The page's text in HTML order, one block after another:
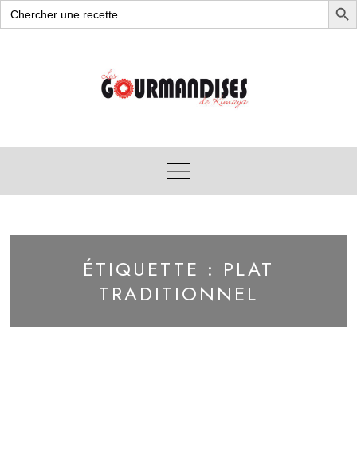
Search
for:
ÉTIQUETTE : PLAT
TRADITIONNEL